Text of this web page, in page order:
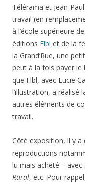
Télérama et Jean-
travail (en
à l’école supérieure
éditions Flbl et de la
la Grand’Rue, une
peut à la fois payer
que Flbl, avec Lucie
l’illustration, a réalisé
autres éléments de
travail.
Côté exposition, il y a
reproductions
lu mais acheté –
Rural, etc. Pour